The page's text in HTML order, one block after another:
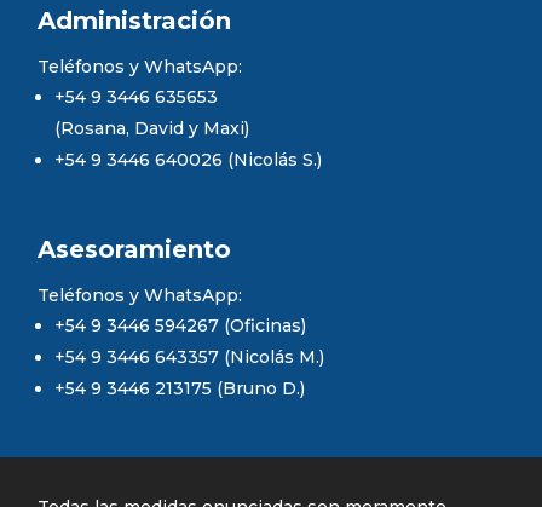
Administración
Teléfonos y WhatsApp:
+54 9 3446 635653
(Rosana, David y Maxi)
+54 9 3446 640026 (Nicolás S.)
Asesoramiento
Teléfonos y WhatsApp:
+54 9 3446 594267 (Oficinas)
+54 9 3446 643357 (Nicolás M.)
+54 9 3446 213175 (Bruno D.)